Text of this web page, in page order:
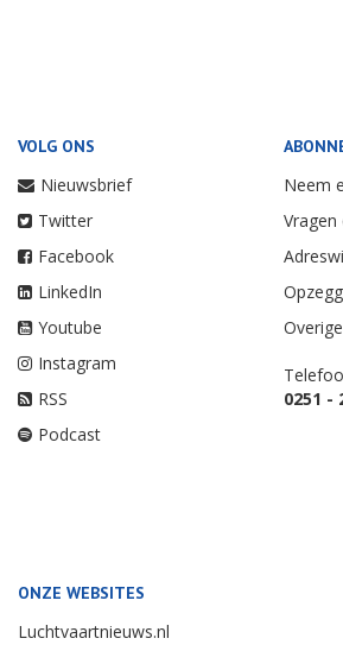
VOLG ONS
Nieuwsbrief
Twitter
Facebook
LinkedIn
Youtube
Instagram
RSS
Podcast
Neem
0251 -
ONZE WEBSITES
Luchtvaartnieuws.nl